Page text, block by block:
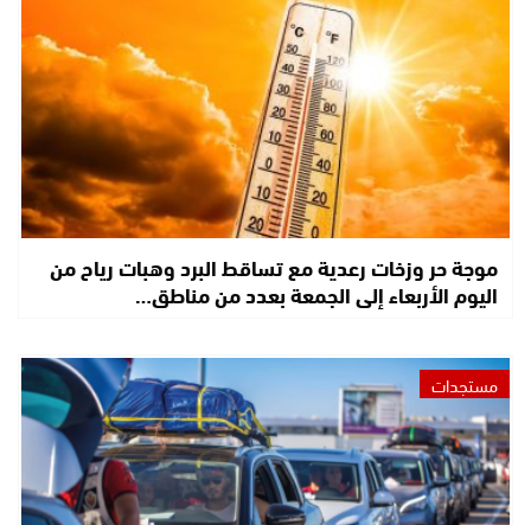
موجة حر وزخات رعدية مع تساقط البرد وهبات رياح من
اليوم الأربعاء إلى الجمعة بعدد من مناطق…
مستجدات